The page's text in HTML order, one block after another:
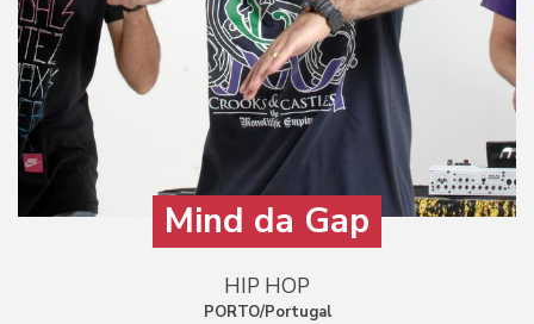
Mind da Gap
HIP HOP
PORTO/Portugal